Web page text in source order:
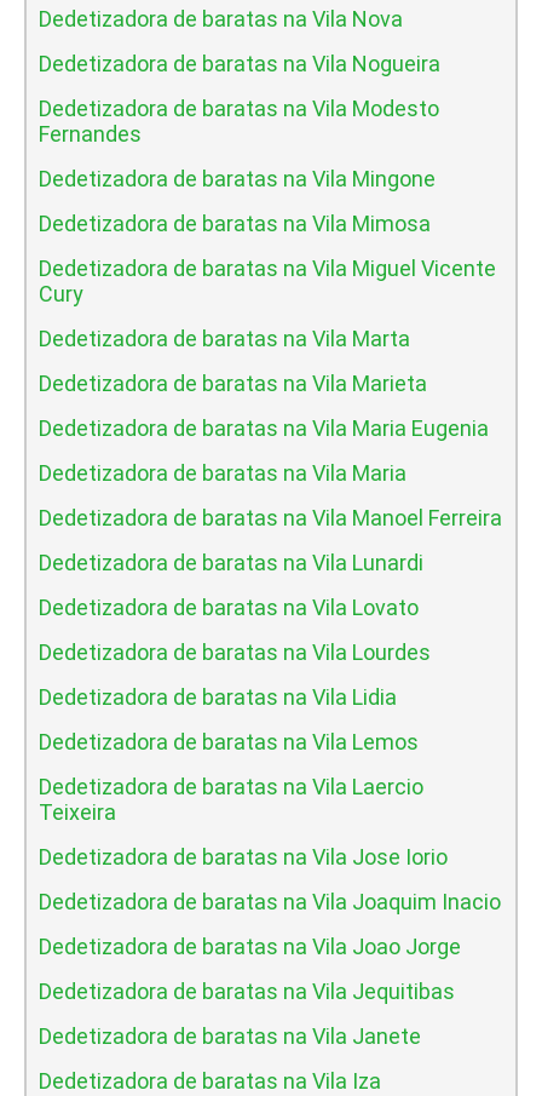
Dedetizadora de baratas na Vila Nova
Dedetizadora de baratas na Vila Nogueira
Dedetizadora de baratas na Vila Modesto
Fernandes
Dedetizadora de baratas na Vila Mingone
Dedetizadora de baratas na Vila Mimosa
Dedetizadora de baratas na Vila Miguel Vicente
Cury
Dedetizadora de baratas na Vila Marta
Dedetizadora de baratas na Vila Marieta
Dedetizadora de baratas na Vila Maria Eugenia
Dedetizadora de baratas na Vila Maria
Dedetizadora de baratas na Vila Manoel Ferreira
Dedetizadora de baratas na Vila Lunardi
Dedetizadora de baratas na Vila Lovato
Dedetizadora de baratas na Vila Lourdes
Dedetizadora de baratas na Vila Lidia
Dedetizadora de baratas na Vila Lemos
Dedetizadora de baratas na Vila Laercio
Teixeira
Dedetizadora de baratas na Vila Jose Iorio
Dedetizadora de baratas na Vila Joaquim Inacio
Dedetizadora de baratas na Vila Joao Jorge
Dedetizadora de baratas na Vila Jequitibas
Dedetizadora de baratas na Vila Janete
Dedetizadora de baratas na Vila Iza